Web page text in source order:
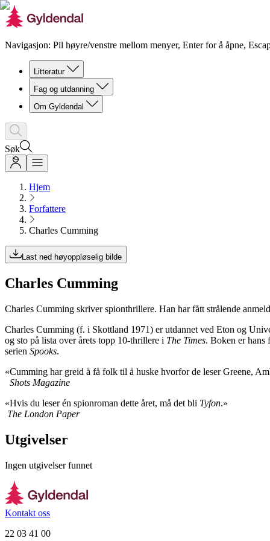
Navigasjon: Pil høyre/venstre mellom menyer, Enter for å åpne,
Litteratur
Fag og utdanning
Om Gyldendal
Søk
Hjem
Forfattere
Charles Cumming
Last ned høyoppløselig bilde
Charles Cumming
Charles Cumming skriver spionthrillere. Han har fått strålende
Charles Cumming (f. i Skottland 1971) er utdannet ved Eton og
og sto på lista over årets topp 10-thrillere i The Times. Boken er hans
serien Spooks.
«Cumming har greid å få folk til å huske hvorfor de leser Greene,
Shots Magazine
«Hvis du leser én spionroman dette året, må det bli Tyfon.»
The London Paper
Utgivelser
Ingen utgivelser funnet
Kontakt oss
22 03 41 00